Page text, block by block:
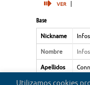
VER
Base
Nickname Infos
Nombre Infos
Apellidos
Tipo de
Utilizamos cookies